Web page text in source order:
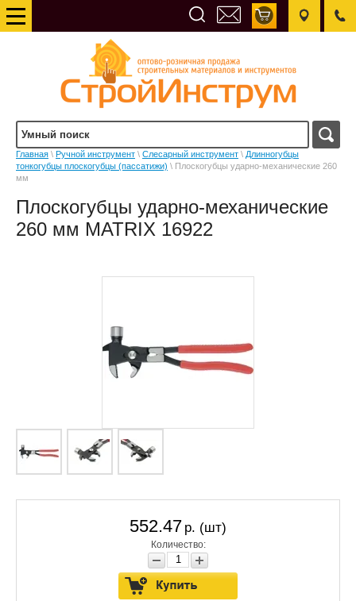
Главная \ Ручной инструмент \ Слесарный инструмент \ Длинногубцы
тонкогубцы плоскогубцы (пассатижи) \ Плоскогубцы ударно-механические 260
мм
Плоскогубцы ударно-механические
260 мм MATRIX 16922
552.47 р. (шт)
Количество: